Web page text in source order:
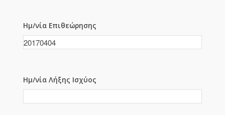
Ημ/νία Επιθεώρησης
Ημ/νία Λήξης Ισχύος